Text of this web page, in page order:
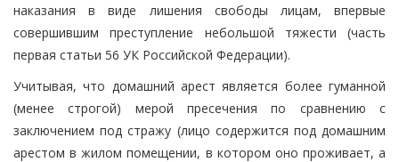
наказания в виде лишения свободы лицам, впервые
совершившим преступление небольшой тяжести (часть
первая статьи 56 УК Российской Федерации).
Учитывая, что домашний арест является более гуманной
(менее строгой) мерой пресечения по сравнению с
заключением под стражу (лицо содержится под домашним
арестом в жилом помещении, в котором оно проживает, а